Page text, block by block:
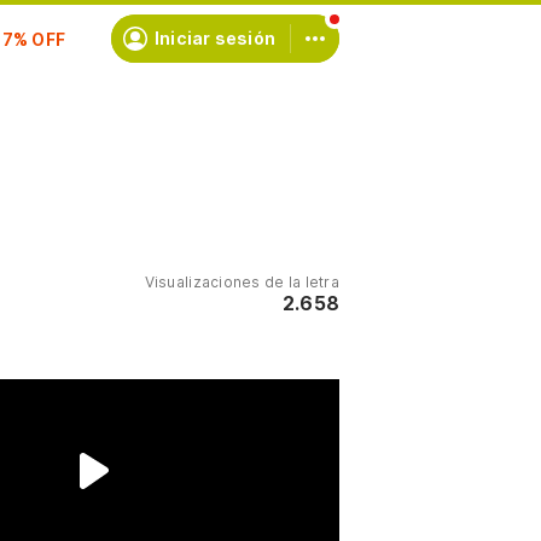
Iniciar sesión
Visualizaciones de la letra
2.658